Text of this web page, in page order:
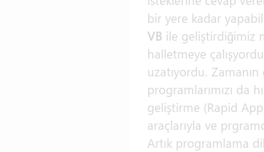
bir yere kadar
VB ile geliştirdiğimiz
halletmeye
uzatıyordu.
programlarımızı da
geliştirme (Rapid
araçlarıyla ve
Artık programlama